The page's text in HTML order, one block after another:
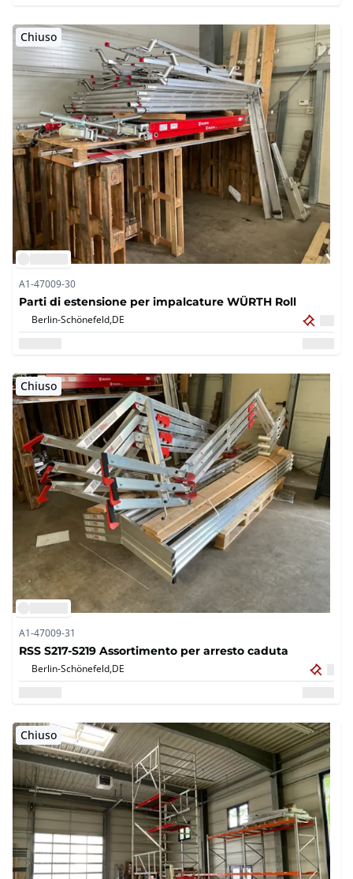
Chiuso
A1-47009-30
Parti di estensione per impalcature WÜRTH Roll
Berlin-Schönefeld,DE
Chiuso
A1-47009-31
RSS S217-S219 Assortimento per arresto caduta
Berlin-Schönefeld,DE
Chiuso